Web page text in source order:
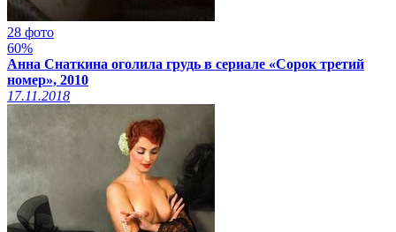
28 фото
60%
Анна Снаткина оголила грудь в сериале «Сорок третий
номер», 2010
17.11.2018